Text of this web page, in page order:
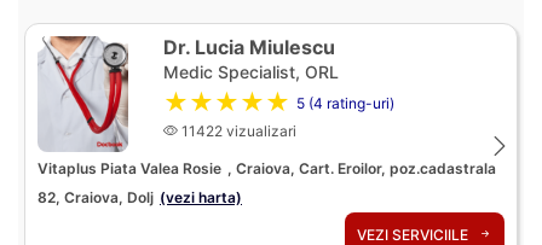
Dr. Lucia Miulescu
Medic Specialist, ORL
★★★★★ 5 (4 rating-uri)
11422 vizualizari
Vitaplus Piata Valea Rosie , Craiova, Cart. Eroilor, poz.cadastrala
82, Craiova, Dolj (vezi harta)
VEZI SERVICIILE